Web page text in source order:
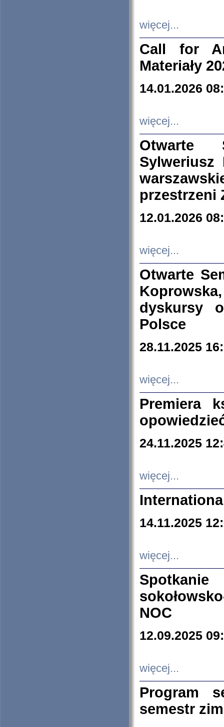
więcej...
Call for
Materiały
14.01.2026
więcej...
Otwarte
Sylweriusz
przestrzeni
12.01.2026
więcej...
Otwarte
dyskursy
Polsce
28.11.2025
więcej...
Premiera
24.11.2025
więcej...
14.11.2025
więcej...
NOC
12.09.2025
więcej...
Program
semestr